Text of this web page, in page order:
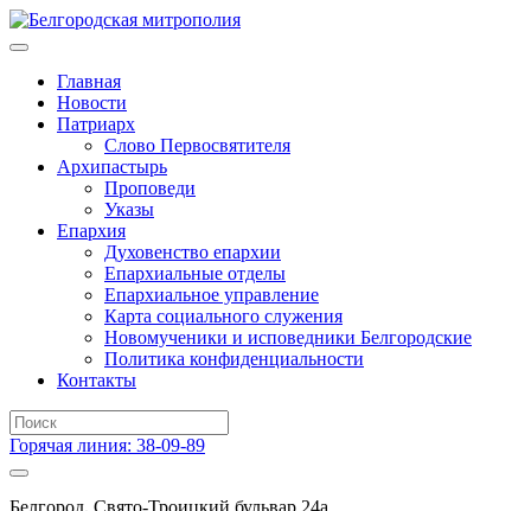
Главная
Новости
Патриарх
Слово Первосвятителя
Архипастырь
Проповеди
Указы
Епархия
Духовенство епархии
Епархиальные отделы
Епархиальное управление
Карта социального служения
Новомученики и исповедники Белгородские
Политика конфиденциальности
Контакты
Горячая линия: 38-09-89
Белгород, Свято-Троицкий бульвар 24а